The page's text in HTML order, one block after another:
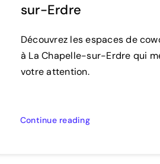
sur-Erdre
Découvrez les espaces de
à La Chapelle-sur-Erdre qui
votre attention.
Continue reading